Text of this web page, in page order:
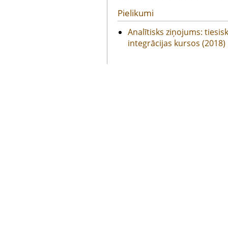
Pielikumi
Analītisks ziņojums:
integrācijas kursos (2018)